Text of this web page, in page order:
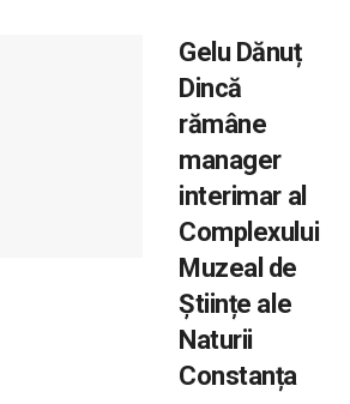
Gelu Dănuț
Dincă
rămâne
manager
interimar al
Complexului
Muzeal de
Științe ale
Naturii
Constanța